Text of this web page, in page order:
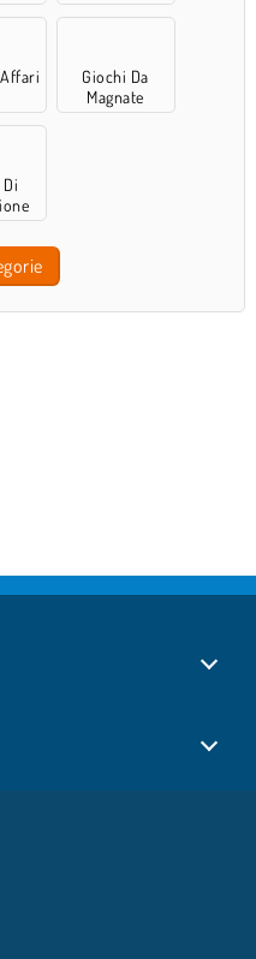
Giochi Da
Magnate